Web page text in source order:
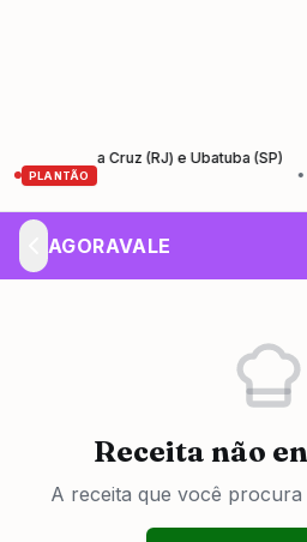
PLANTÃO
Cruz (RJ) e Ubatuba (SP)
AGORAVALE
Receita não
A receita que você procura